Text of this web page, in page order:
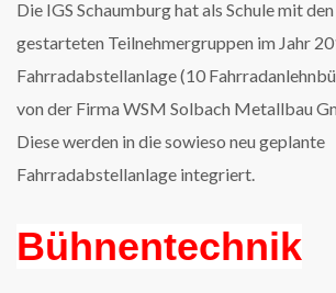
Die IGS Schaumburg hat als Schule mit
gestarteten Teilnehmergruppen im Jahr
Fahrradabstellanlage (10
von der Firma WSM Solbach Metallbau
Diese werden in die sowieso neu geplante
Fahrradabstellanlage integriert.
Bühnentechnik